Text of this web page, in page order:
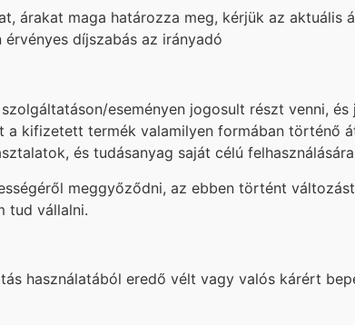
árakat maga határozza meg, kérjük az aktuális
díjszabás az irányadó
eseményen jogosult részt venni, és
kifizetett termék valamilyen formában történő
és tudásanyag saját célú
meggyőződni, az ebben történt
tud vállalni.
használatából eredő vélt vagy valós kárért